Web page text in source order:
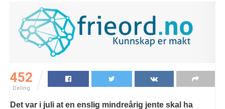
452
Deling
Det var i juli at en enslig mindreårig jente skal ha